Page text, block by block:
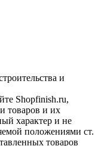
и
Shopfinish.ru,
товаров и их
характер и не
положениями ст.
товаров